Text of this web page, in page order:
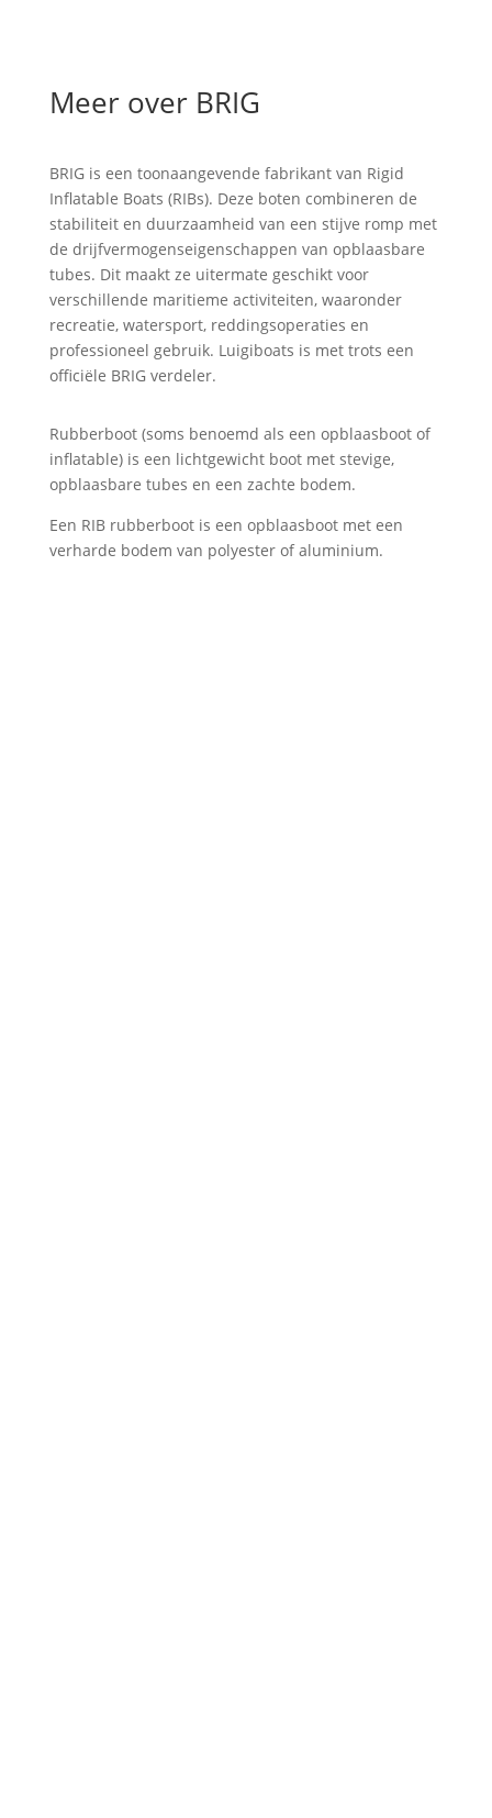
Meer over BRIG
BRIG is een toonaangevende fabrikant van Rigid
Inflatable Boats (RIBs). Deze boten combineren de
stabiliteit en duurzaamheid van een stijve romp met
de drijfvermogenseigenschappen van opblaasbare
tubes. Dit maakt ze uitermate geschikt voor
verschillende maritieme activiteiten, waaronder
recreatie, watersport, reddingsoperaties en
professioneel gebruik. Luigiboats is met trots een
officiële BRIG verdeler.
Rubberboot (soms benoemd als een opblaasboot of
inflatable) is een lichtgewicht boot met stevige,
opblaasbare tubes en een zachte bodem.
Een RIB rubberboot is een opblaasboot met een
verharde bodem van polyester of aluminium.